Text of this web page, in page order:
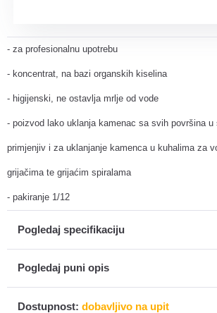
- za profesionalnu upotrebu
- koncentrat, na bazi organskih kiselina
- higijenski, ne ostavlja mrlje od vode
- poizvod lako uklanja kamenac sa svih površina u
primjenjiv i za uklanjanje kamenca u kuhalima za
grijačima te grijaćim spiralama
- pakiranje 1/12
Pogledaj specifikaciju
Pogledaj puni opis
Dostupnost: dobavljivo na upit